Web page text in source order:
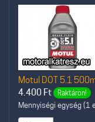
Motul DOT 5.1
4.400 Ft Raktáron!
Mennyiségi egység (1